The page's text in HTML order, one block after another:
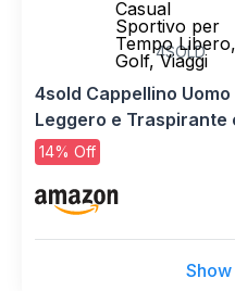
Casual
Sportivo per
Tempo Libero,
Golf, Viaggi
4SOLD
4sold Cappellino
Leggero e Traspirante
Berretto Estivo Casual
Libero, Golf, Viaggi
14% Off